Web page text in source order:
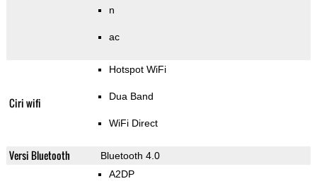
n
ac
Ciri wifi
Hotspot WiFi
Dua Band
WiFi Direct
Versi Bluetooth Bluetooth 4.0
A2DP